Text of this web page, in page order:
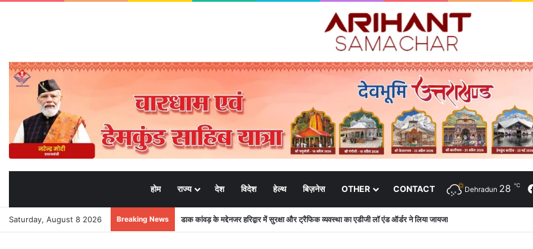
होम राज्य देश विदेश हेल्थ बिज़नेस OTHER CONTACT Dehradun 28 ℃
Saturday, August 8 2026 Breaking News राज्यपाल से महालेखाकार, लेखापरीक्षा उत्तराखंड संजीव कुमार ने की शिष्टाचार भेंट